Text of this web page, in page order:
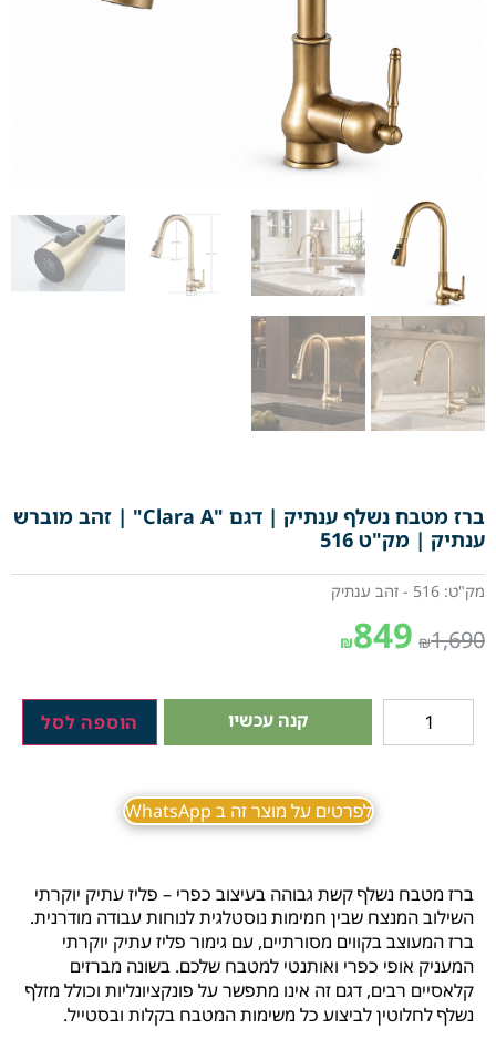
ברז מטבח נשלף ענתיק | דגם "Clara A" | זהב מוברש
ענתיק | מק"ט 516
מק"ט: 516 - זהב ענתיק
₪1,690
₪849
קנה עכשיו הוספה לסל
לפרטים על מוצר זה ב WhatsApp
ברז מטבח נשלף קשת גבוהה בעיצוב כפרי – פליז עתיק יוקרתי
השילוב המנצח שבין חמימות נוסטלגית לנוחות עבודה מודרנית.
ברז המעוצב בקווים מסורתיים, עם גימור פליז עתיק יוקרתי
המעניק אופי כפרי ואותנטי למטבח שלכם. בשונה מברזים
קלאסיים רבים, דגם זה אינו מתפשר על פונקציונליות וכולל מזלף
נשלף לחלוטין לביצוע כל משימות המטבח בקלות ובסטייל.